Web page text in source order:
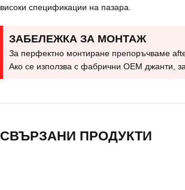
високи спецификации на пазара.
ЗАБЕЛЕЖКА ЗА МОНТАЖ
За перфектно монтиране препоръчваме
Ако се използва с фабрични OEM джанти,
СВЪРЗАНИ ПРОДУКТИ